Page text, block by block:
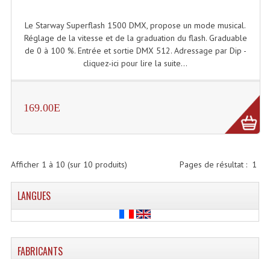
Projecteurs Théatre: Plan Convexe Fresnel
Rampe De Spots
Le Starway Superflash 1500 DMX, propose un mode musical.
Réglage de la vitesse et de la graduation du flash. Graduable
de 0 à 100 %. Entrée et sortie DMX 512. Adressage par Dip -
cliquez-ici pour lire la suite...
169.00E
Pages de résultat : 1
Afficher 1 à 10 (sur 10 produits)
LANGUES
FABRICANTS